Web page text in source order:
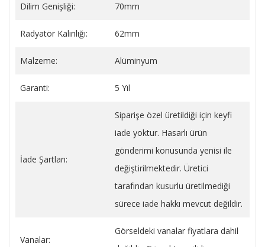
Dilim Genişliği: 70mm
Radyatör Kalınlığı: 62mm
Malzeme: Alüminyum
Garanti: 5 Yıl
İade Şartları:
Siparişe özel üretildiği için keyfi
iade yoktur. Hasarlı ürün
gönderimi konusunda yenisi ile
değiştirilmektedir. Üretici
tarafından kusurlu üretilmediği
sürece iade hakkı mevcut değildir.
Vanalar:
Görseldeki vanalar fiyatlara dahil